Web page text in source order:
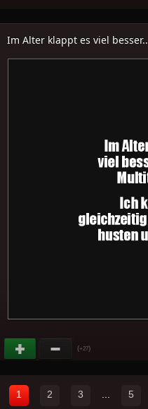
Im Alter klappt es viel besser..
(+27)
1 2 3 5